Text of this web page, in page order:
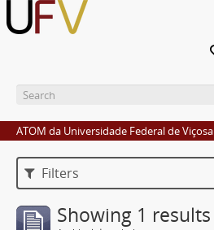
ATOM da Universidade Federal de Viçosa
Filters
Showing 1 results